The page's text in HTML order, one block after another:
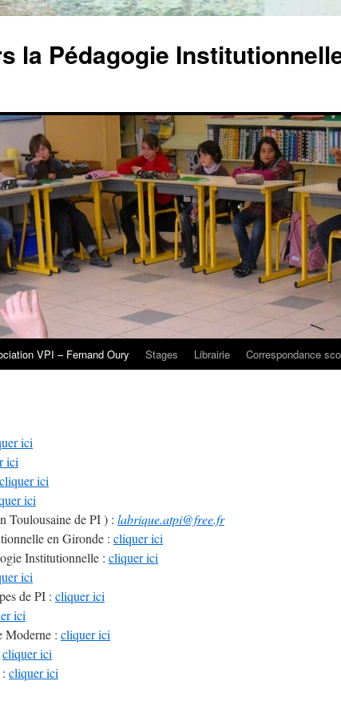
la Pédagogie
VPI – Fernand Oury Stages Librairie Correspondance
ici
ici
cliquer ici
ici
Toulousaine de PI ) : labrique.atpi@free.fr
en Gironde : cliquer ici
Institutionnelle : cliquer ici
ici
de PI : cliquer ici
ici
Moderne : cliquer ici
cliquer ici
cliquer ici